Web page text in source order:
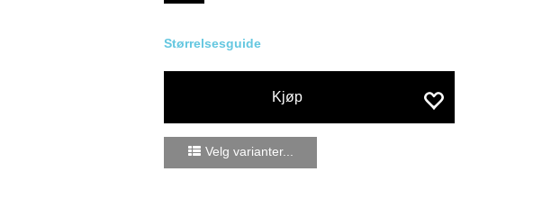
Størrelsesguide
Kjøp
Velg varianter...